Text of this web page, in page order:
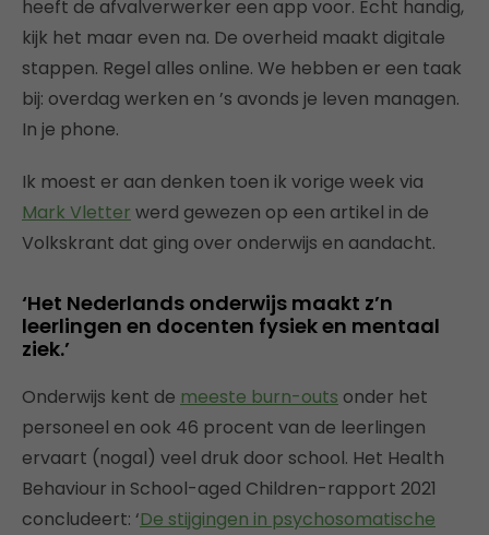
heeft de afvalverwerker een app voor. Echt handig,
kijk het maar even na. De overheid maakt digitale
stappen. Regel alles online. We hebben er een taak
bij: overdag werken en ’s avonds je leven managen.
In je phone.
Ik moest er aan denken toen ik vorige week via
Mark Vletter werd gewezen op een artikel in de
Volkskrant dat ging over onderwijs en aandacht.
‘Het Nederlands onderwijs maakt z’n
leerlingen en docenten fysiek en mentaal
ziek.’
Onderwijs kent de meeste burn-outs onder het
personeel en ook 46 procent van de leerlingen
ervaart (nogal) veel druk door school. Het Health
Behaviour in School-aged Children-rapport 2021
concludeert: ‘De stijgingen in psychosomatische